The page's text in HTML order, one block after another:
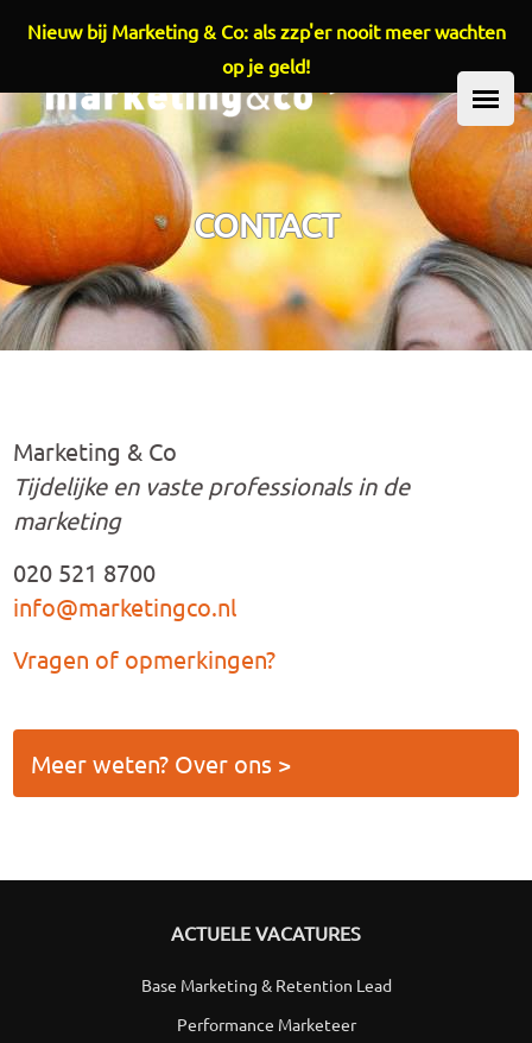
Overslaan en naar de inhoud gaan
HOOFDMENU
CONTACT
Marketing & Co
Tijdelijke en vaste professionals in de
marketing
020 521 8700
info@marketingco.nl
Vragen of opmerkingen?
Meer weten? Over ons >
ACTUELE VACATURES
Base Marketing & Retention Lead
Performance Marketeer
Nieuw bij Marketing & Co: als zzp'er nooit meer wachten
op je geld!